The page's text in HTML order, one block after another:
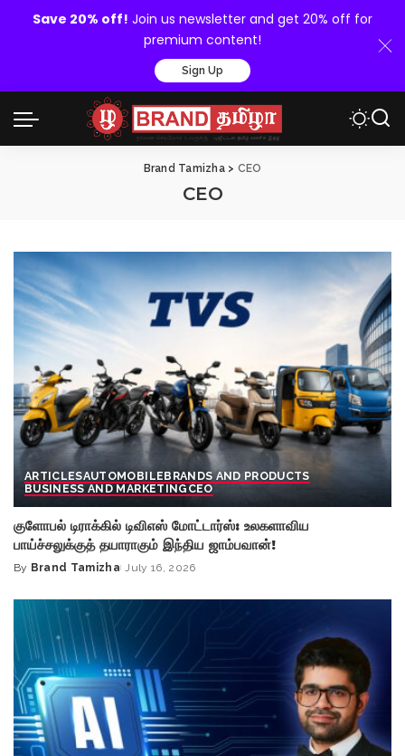
Save 20% off! Join us newsletter and get 20% off for
premium content!
Sign Up
Brand Tamizha> CEO
CEO
ARTICLESAUTOMOBILEBRANDS AND PRODUCTS
BUSINESS AND MARKETING CEO
குளோபல் டிராக்கில் டிவிஎஸ் மோட்டார்ஸ்: உலகளாவிய
பாய்ச்சலுக்குத் தயாராகும் இந்திய ஜாம்பவான்!
Posted
By Brand Tamizha July 16, 2026